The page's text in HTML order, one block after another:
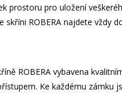
prostoru pro uložení
ROBERA najdete vždy
ROBERA vybavena
Ke každému zámku